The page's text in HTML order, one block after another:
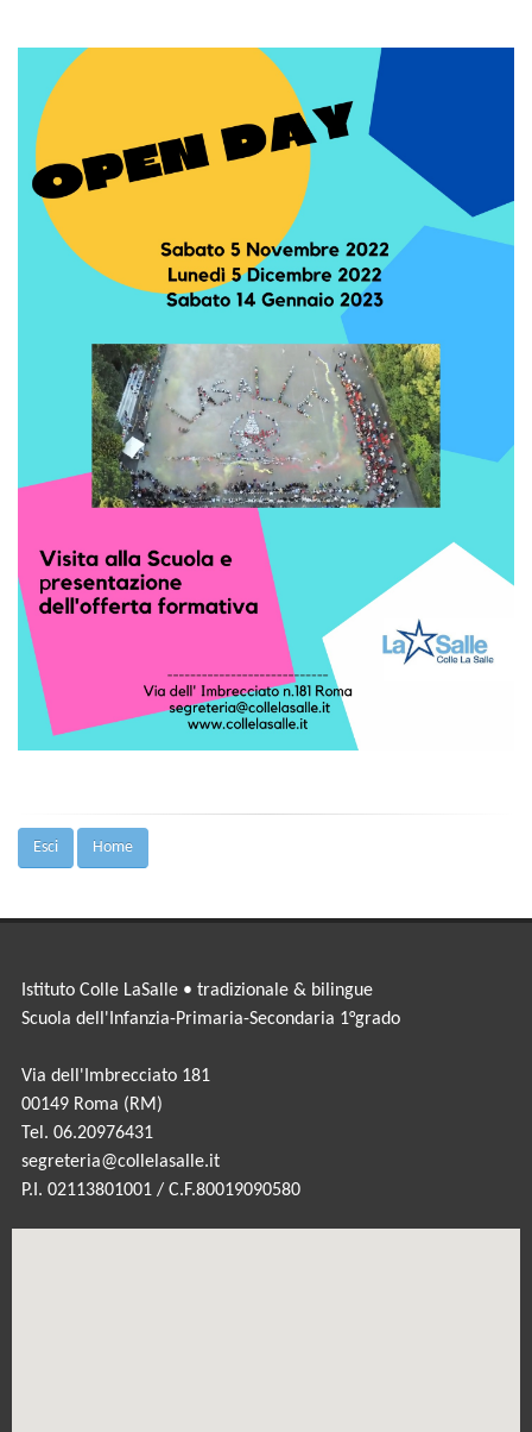
Esci Home
Istituto Colle LaSalle • tradizionale & bilingue
Scuola dell'Infanzia-Primaria-Secondaria 1°grado
Via dell'Imbrecciato 181
00149 Roma (RM)
Tel. 06.20976431
segreteria@collelasalle.it
P.I. 02113801001 / C.F.80019090580